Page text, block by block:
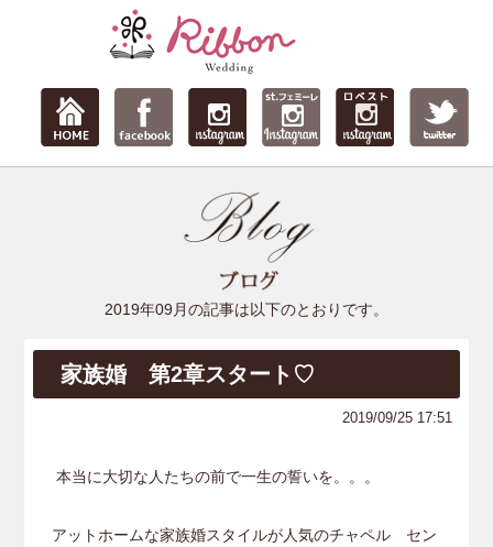
2019年09月の記事は以下のとおりです。
家族婚 第2章スタート♡
2019/09/25 17:51
本当に大切な人たちの前で一生の誓いを。。。
アットホームな家族婚スタイルが人気のチャペル セン